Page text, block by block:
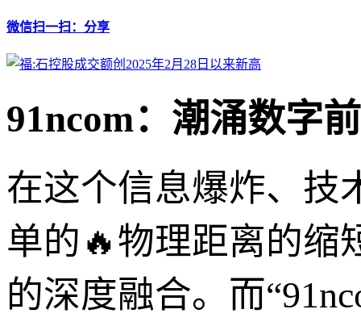
微信扫一扫：分享
91ncom：潮涌数字
在这个信息爆炸、技
单的🔥物理距离的缩
的深度融合。而